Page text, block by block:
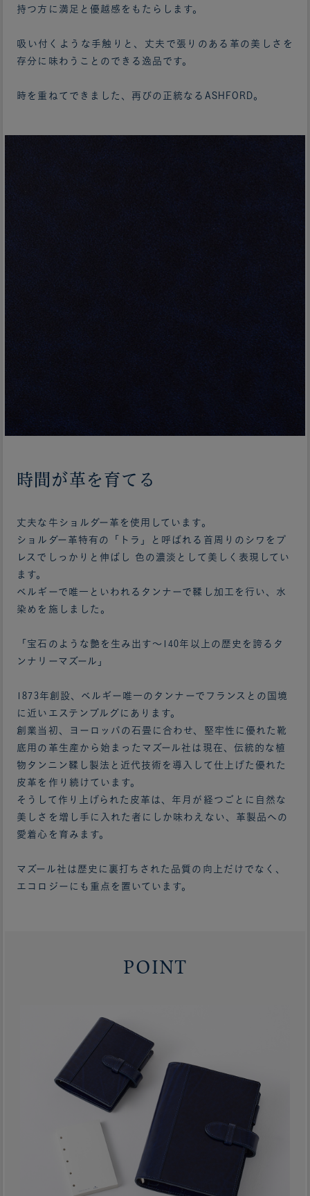
持つ方に満足と優越感をもたらします。
吸い付くような手触りと、丈夫で張りのある革の美しさを
存分に味わうことのできる逸品です。
時を重ねてできました、再びの正統なるASHFORD。
時間が革を育てる
丈夫な牛ショルダー革を使用しています。
ショルダー革特有の「トラ」と呼ばれる首周りのシワをプ
レスでしっかりと伸ばし 色の濃淡として美しく表現してい
ます。
ベルギーで唯一といわれるタンナーで鞣し加工を行い、水
染めを施しました。
「宝石のような艶を生み出す～140年以上の歴史を誇るタ
ンナリーマズール」
1873年創設、ベルギー唯一のタンナーでフランスとの国境
に近いエステンブルグにあります。
創業当初、ヨーロッパの石畳に合わせ、堅牢性に優れた靴
底用の革生産から始まったマズール社は現在、伝統的な植
物タンニン鞣し製法と近代技術を導入して仕上げた優れた
皮革を作り続けています。
そうして作り上げられた皮革は、年月が経つごとに自然な
美しさを増し手に入れた者にしか味わえない、革製品への
愛着心を育みます。
マズール社は歴史に裏打ちされた品質の向上だけでなく、
エコロジーにも重点を置いています。
POINT